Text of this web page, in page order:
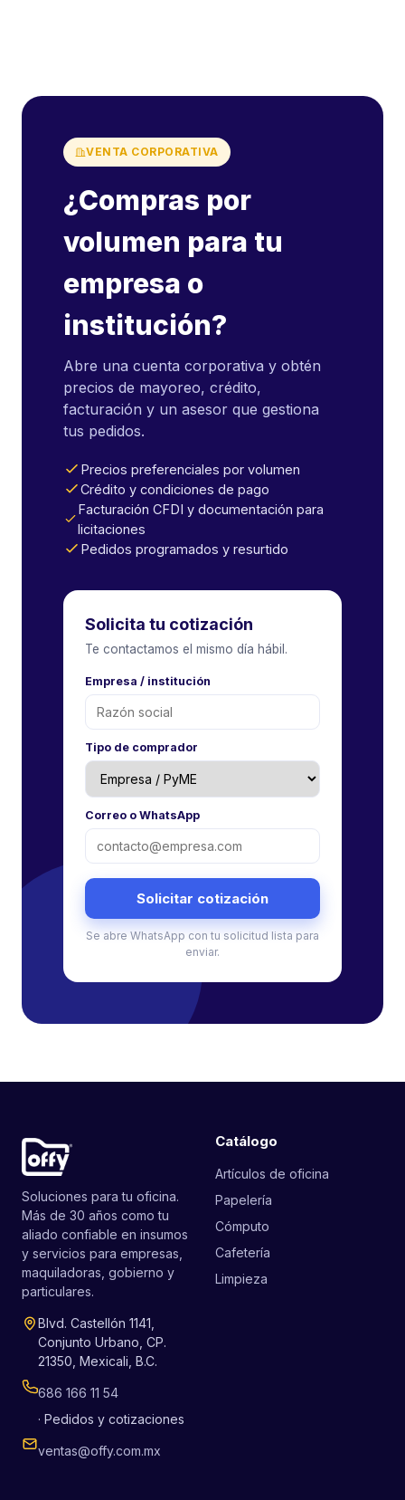
VENTA CORPORATIVA
¿Compras por
volumen para tu
empresa o
institución?
Abre una cuenta corporativa y obtén
precios de mayoreo, crédito,
facturación y un asesor que gestiona
tus pedidos.
Precios preferenciales por volumen
Crédito y condiciones de pago
Facturación CFDI y documentación para
licitaciones
Pedidos programados y resurtido
Solicita tu cotización
Te contactamos el mismo día hábil.
Empresa / institución
Tipo de comprador
Correo o WhatsApp
Solicitar cotización
Se abre WhatsApp con tu solicitud lista para
enviar.
Soluciones para tu oficina.
Más de 30 años como tu
aliado confiable en insumos
y servicios para empresas,
maquiladoras, gobierno y
particulares.
Blvd. Castellón 1141,
Conjunto Urbano, CP.
21350, Mexicali, B.C.
686 166 11 54
· Pedidos y cotizaciones
ventas@offy.com.mx
Catálogo
Artículos de oficina
Papelería
Cómputo
Cafetería
Limpieza